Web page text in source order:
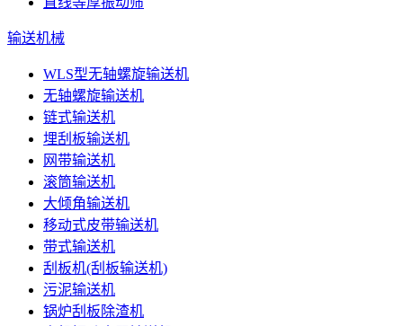
输送机械
WLS型无轴螺旋输送机
无轴螺旋输送机
链式输送机
埋刮板输送机
网带输送机
滚筒输送机
大倾角输送机
移动式皮带输送机
带式输送机
刮板机(刮板输送机)
污泥输送机
锅炉刮板除渣机